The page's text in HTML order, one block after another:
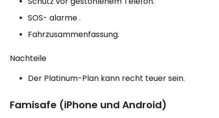
SOS- alarme .
Fahrzusammenfassung.
Nachteile
Der Platinum-Plan kann recht teuer sein.
Famisafe (iPhone und Android)